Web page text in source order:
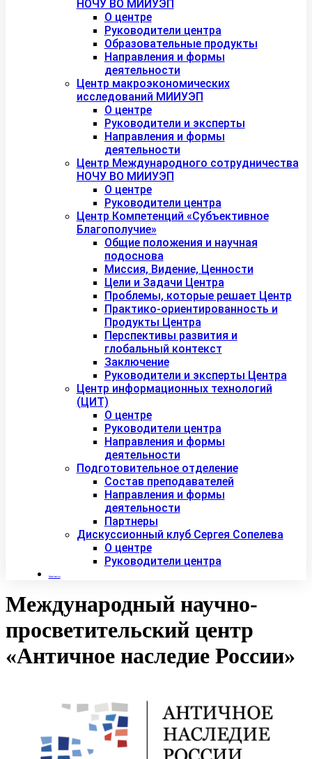
НОЧУ ВО МИИУЭП
О центре
Руководители центра
Образовательные продукты
Направления и формы
деятельности
Центр макроэкономических
исследований МИИУЭП
О центре
Руководители и эксперты
Направления и формы
деятельности
Центр Международного сотрудничества
НОЧУ ВО МИИУЭП
О центре
Руководители центра
Центр Компетенций «Субъективное
Благополучие»
Общие положения и научная
подоснова
Миссия, Видение, Ценности
Цели и Задачи Центра
Проблемы, которые решает Центр
Практико-ориентированность и
Продукты Центра
Перспективы развития и
глобальный контекст
Заключение
Руководители и эксперты Центра
Центр информационных технологий
(ЦИТ)
О центре
Руководители центра
Направления и формы
деятельности
Подготовительное отделение
Состав преподавателей
Направления и формы
деятельности
Партнеры
Дискуссионный клуб Сергея Сопелева
О центре
Руководители центра
Контакты
Международный научно-
просветительский центр
«Античное наследие России»